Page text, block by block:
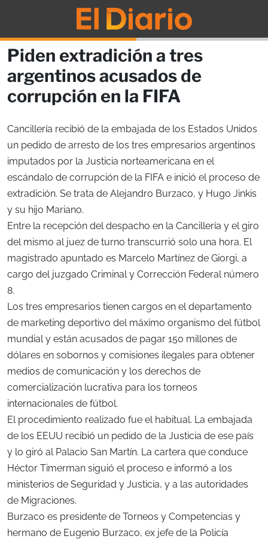
Piden extradición a tres
argentinos acusados de
corrupción en la FIFA
Cancillería recibió de la embajada de los Estados Unidos
un pedido de arresto de los tres empresarios argentinos
imputados por la Justicia norteamericana en el
escándalo de corrupción de la FIFA e inició el proceso de
extradición. Se trata de Alejandro Burzaco, y Hugo Jinkis
y su hijo Mariano.
Entre la recepción del despacho en la Cancillería y el giro
del mismo al juez de turno transcurrió solo una hora. El
magistrado apuntado es Marcelo Martínez de Giorgi, a
cargo del juzgado Criminal y Corrección Federal número
8.
Los tres empresarios tienen cargos en el departamento
de marketing deportivo del máximo organismo del fútbol
mundial y están acusados de pagar 150 millones de
dólares en sobornos y comisiones ilegales para obtener
medios de comunicación y los derechos de
comercialización lucrativa para los torneos
internacionales de fútbol.
El procedimiento realizado fue el habitual. La embajada
de los EEUU recibió un pedido de la Justicia de ese país
y lo giró al Palacio San Martín. La cartera que conduce
Héctor Timerman siguió el proceso e informó a los
ministerios de Seguridad y Justicia, y a las autoridades
de Migraciones.
Burzaco es presidente de Torneos y Competencias y
hermano de Eugenio Burzaco, ex jefe de la Policía